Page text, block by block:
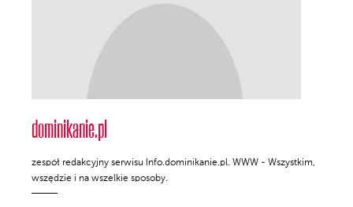
dominikanie.pl
zespół redakcyjny serwisu Info.dominikanie.pl. WWW - Wszystkim,
wszędzie i na wszelkie sposoby.